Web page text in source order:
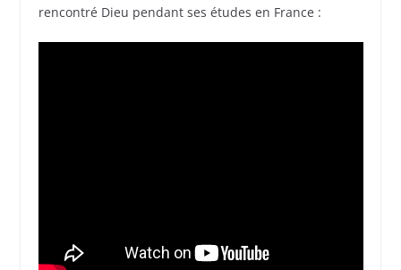
rencontré Dieu pendant ses études en France :